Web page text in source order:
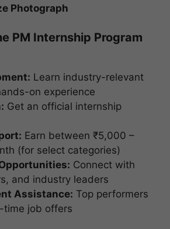
Photograph
PM Internship Program
Learn industry-relevant
on experience
Get an official internship
Earn between ₹5,000 –
(for select categories)
Connect with
and industry leaders
Assistance: Top performers
time job offers